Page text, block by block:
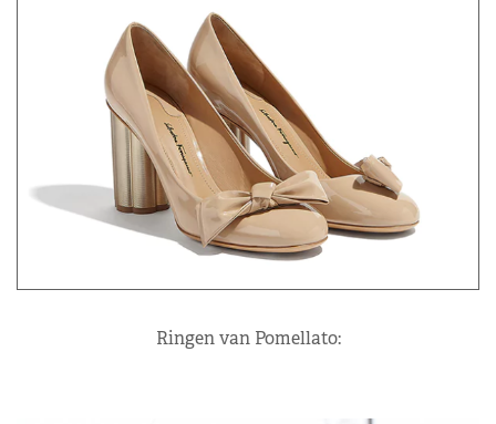
Ringen van Pomellato: